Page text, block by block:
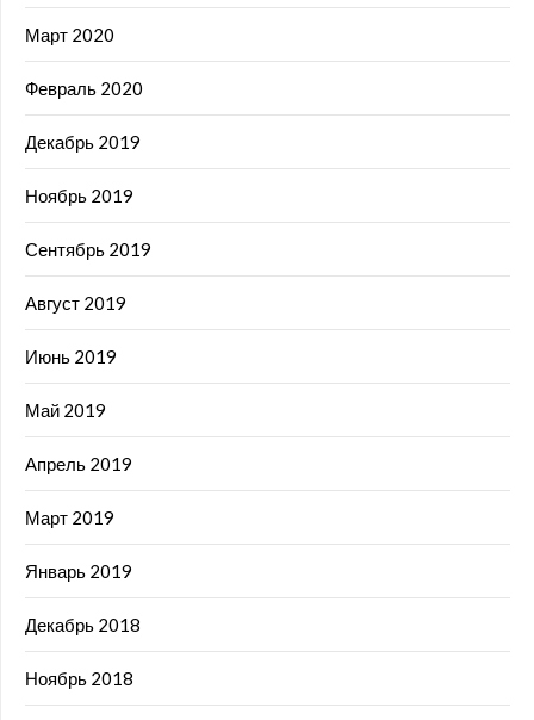
Март 2020
Февраль 2020
Декабрь 2019
Ноябрь 2019
Сентябрь 2019
Август 2019
Июнь 2019
Май 2019
Апрель 2019
Март 2019
Январь 2019
Декабрь 2018
Ноябрь 2018